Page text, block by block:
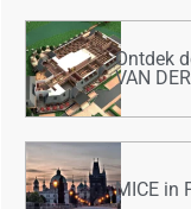
Ontdek
VAN
MICE in